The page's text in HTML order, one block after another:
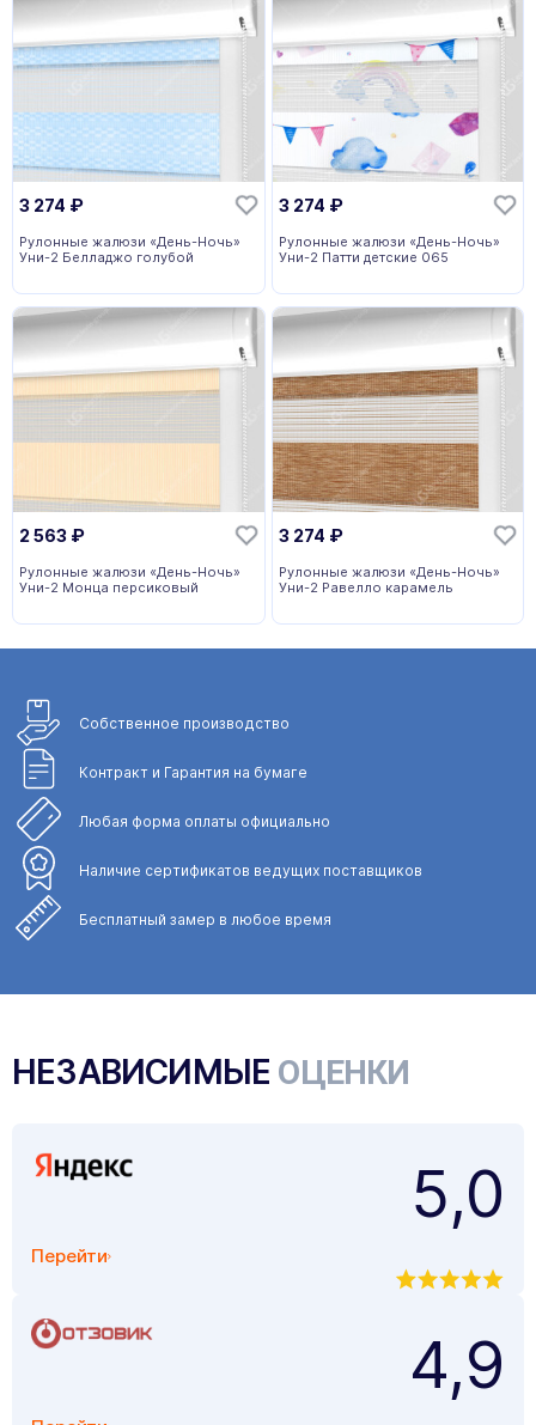
3 274 ₽
Рулонные жалюзи «День-Ночь»
Уни-2 Белладжо голубой
3 274 ₽
Рулонные жалюзи «День-Ночь»
Уни-2 Патти детские 065
2 563 ₽
Рулонные жалюзи «День-Ночь»
Уни-2 Монца персиковый
3 274 ₽
Рулонные жалюзи «День-Ночь»
Уни-2 Равелло карамель
Собственное производство
Контракт и Гарантия на бумаге
Любая форма оплаты официально
Наличие сертификатов ведущих поставщиков
Бесплатный замер в любое время
НЕЗАВИСИМЫЕ ОЦЕНКИ
Перейти
5,0
4,9